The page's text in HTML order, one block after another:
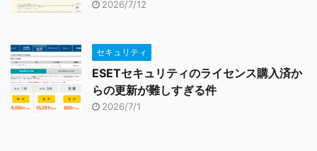
2026/7/12
セキュリティ
ESETセキュリティのライセンス購入済か
らの更新が難しすぎる件
2026/7/1